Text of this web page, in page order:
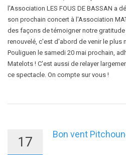
l'Association LES FOUS DE BASSAN a
son prochain concert à l'Association
des façons de témoigner notre
renouvelé, c'est d'abord de venir le plus
Pouliguen le samedi 20 mai prochain,
Matelots ! C'est aussi de relayer
ce spectacle. On compte sur vous !
17
Bon vent